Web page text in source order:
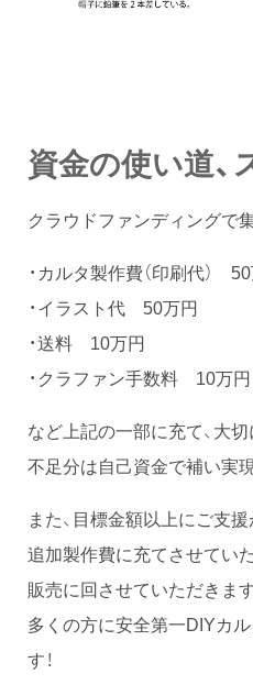
資金の使い道
クラウドファンディングで
・カルタ製作費（印刷代）
・イラスト代 50万円
・送料 10万円
・クラファン手数料 10万円
など上記の一部に充て、大
不足分は自己資金で補い実
また、目標金額以上にご支
追加製作費に充てさせてい
販売に回させていただきます
多くの方に安全第一DIYカ
す！